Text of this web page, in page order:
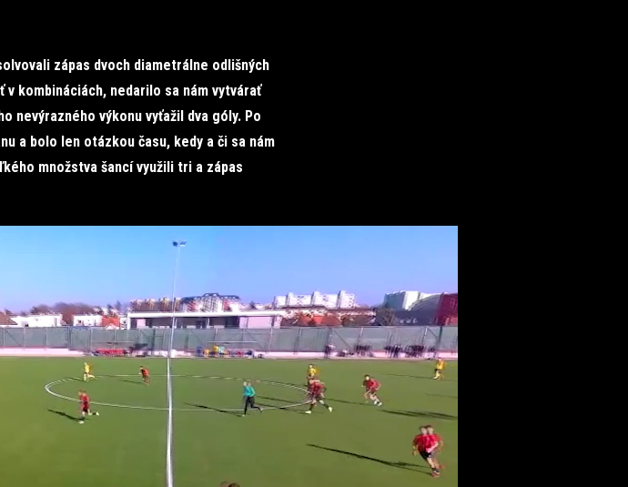
zápas dvoch diametrálne odlišných
v kombináciách, nedarilo sa nám vytvárať
nevýrazného výkonu vyťažil dva góly. Po
a bolo len otázkou času, kedy a či sa nám
množstva šancí využili tri a zápas